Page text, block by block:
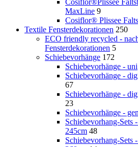
MaxLine 9
Cosiflor® Plissee
Textile Fensterdekorationen 250
ECO friendly recycled -
Fensterdekorationen 5
Schiebevorhänge 172
Schiebevorhänge - uni
Schiebevorhänge -
67
Schiebevorhänge -
23
Schiebevorhänge -
Schiebevorhang-Sets
245cm 48
Schiebevorhang-Sets